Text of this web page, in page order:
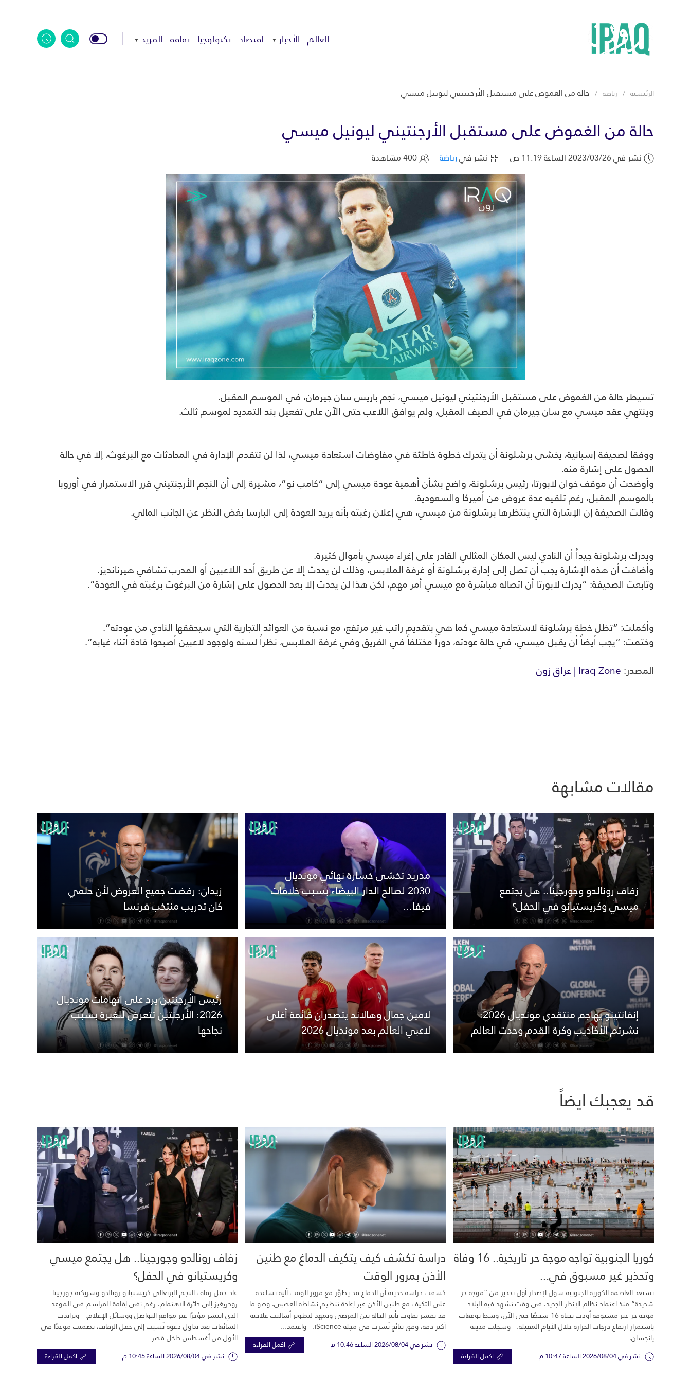
العالم الأخبار اقتصاد تكنولوجيا ثقافة المزيد
الرئيسية رياضة حالة من الغموض على مستقبل الأرجنتيني ليونيل ميسي
حالة من الغموض على مستقبل الأرجنتيني ليونيل ميسي
نشر في 2023/03/26 الساعة 11:19 ص نشر فيرياضة
تسيطر حالة من الغموض على مستقبل الأرجنتيني ليونيل ميسي، نجم باريس سان جيرمان، في الموسم المقبل.
وينتهي عقد ميسي مع سان جيرمان في الصيف المقبل، ولم يوافق اللاعب حتى الآن على تفعيل بند التمديد لموسم ثالث.
ووفقا لصحيفة إسبانية، يخشى برشلونة أن يتحرك خطوة خاطئة في مفاوضات استعادة ميسي، لذا لن تتقدم الإدارة في المحادثات مع البرغوث، إلا في حالة
الحصول على إشارة منه.
وأوضحت أن موقف خوان لابورتا، رئيس برشلونة، واضح بشأن أهمية عودة ميسي إلى “كامب نو”، مشيرة إلى أن النجم الأرجنتيني قرر الاستمرار في أوروبا
بالموسم المقبل، رغم تلقيه عدة عروض من أميركا والسعودية.
وقالت الصحيفة إن الإشارة التي ينتظرها برشلونة من ميسي، هي إعلان رغبته بأنه يريد العودة إلى البارسا بغض النظر عن الجانب المالي.
ويدرك برشلونة جيداً أن النادي ليس المكان المثالي القادر على إغراء ميسي بأموال كثيرة.
وأضافت أن هذه الإشارة يجب أن تصل إلى إدارة برشلونة أو غرفة الملابس، وذلك لن يحدث إلا عن طريق أحد اللاعبين أو المدرب تشافي هيرنانديز.
وتابعت الصحيفة: “يدرك لابورتا أن اتصاله مباشرة مع ميسي أمر مهم، لكن هذا لن يحدث إلا بعد الحصول على إشارة من البرغوث برغبته في العودة”.
وأكملت: “تظل خطة برشلونة لاستعادة ميسي كما هي بتقديم راتب غير مرتفع، مع نسبة من العوائد التجارية التي سيحققها النادي من عودته”.
وختمت: “يجب أيضاً أن يقبل ميسي، في حالة عودته، دوراً مختلفاً في الفريق وفي غرفة الملابس، نظراً لسنه ولوجود لاعبين أصبحوا قادة أثناء غيابه”.
المصدر:Iraq Zone | عراق زون
مقالات مشابهة
زفاف رونالدو وجورجينا.. هل يجتمع
ميسي وكريستيانو في الحفل؟
مدريد تخشى خسارة نهائي مونديال
2030 لصالح الدار البيضاء بسبب خلافات
فيفا...
زيدان: رفضت جميع العروض لأن حلمي
كان تدريب منتخب فرنسا
إنفانتينو يهاجم منتقدي مونديال 2026:
نشرتم الأكاذيب وكرة القدم وحدت العالم
لامين جمال وهالاند يتصدران قائمة أغلى
لاعبي العالم بعد مونديال 2026
رئيس الأرجنتين يرد على اتهامات مونديال
2026: الأرجنتين تتعرض للغيرة بسبب
نجاحها
قد يعجبك ايضاً
كوريا الجنوبية تواجه موجة حر تاريخية.. 16 وفاة
وتحذير غير مسبوق في...
تستعد العاصمة الكورية الجنوبية سول لإصدار أول تحذير من “موجة حر
شديدة” منذ اعتماد نظام الإنذار الجديد، في وقت تشهد فيه البلاد
موجة حر غير مسبوقة أودت بحياة 16 شخصًا حتى الآن، وسط توقعات
باستمرار ارتفاع درجات الحرارة خلال الأيام المقبلة. وسجلت مدينة
يانجسان،...
نشر في 2026/08/04 الساعة 10:47 م اكمل القراءة
دراسة تكشف كيف يتكيف الدماغ مع طنين
الأذن بمرور الوقت
كشفت دراسة حديثة أن الدماغ قد يطوّر مع مرور الوقت آلية تساعده
على التكيف مع طنين الأذن عبر إعادة تنظيم نشاطه العصبي، وهو ما
قد يفسر تفاوت تأثير الحالة بين المرضى ويمهد لتطوير أساليب علاجية
أكثر دقة، وفق نتائج نُشرت في مجلة iScience. واعتمد...
نشر في 2026/08/04 الساعة 10:46 م اكمل القراءة
زفاف رونالدو وجورجينا.. هل يجتمع ميسي
وكريستيانو في الحفل؟
عاد حفل زفاف النجم البرتغالي كريستيانو رونالدو وشريكته جورجينا
رودريغيز إلى دائرة الاهتمام، رغم نفي إقامة المراسم في الموعد
الذي انتشر مؤخرًا عبر مواقع التواصل ووسائل الإعلام. وتزايدت
الشائعات بعد تداول دعوة نُسبت إلى حفل الزفاف، تضمنت موعدًا في
الأول من أغسطس داخل قصر...
نشر في 2026/08/04 الساعة 10:45 م اكمل القراءة